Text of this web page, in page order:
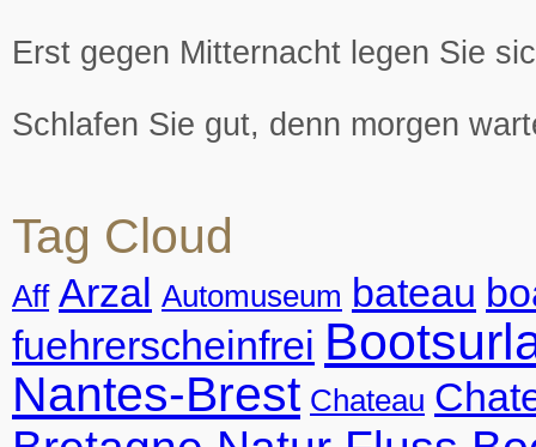
Erst gegen Mitternacht legen Sie
Schlafen Sie gut, denn morgen
Tag Cloud
Aff Arzal Automuseum bateau
fuehrerscheinfrei
Nantes-Brest Chateau